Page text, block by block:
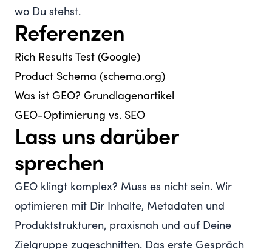
wo Du stehst.
Referenzen
Rich Results Test (Google)
Product Schema (schema.org)
Was ist GEO? Grundlagenartikel
GEO-Optimierung vs. SEO
Lass uns darüber
sprechen
GEO klingt komplex? Muss es nicht sein. Wir
optimieren mit Dir Inhalte, Metadaten und
Produktstrukturen, praxisnah und auf Deine
Zielgruppe zugeschnitten. Das erste Gespräch